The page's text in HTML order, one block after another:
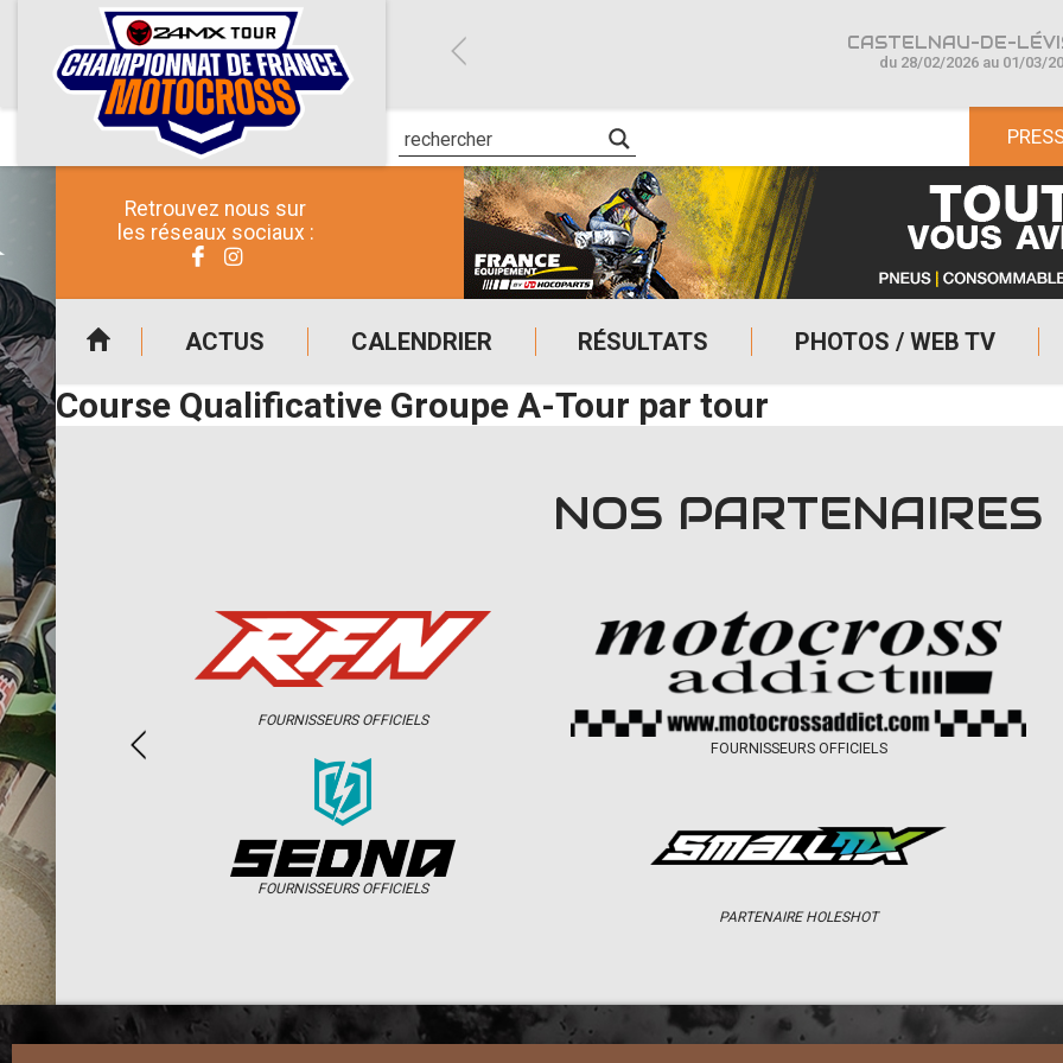
Retrouvez nous sur
les réseaux sociaux :
ACTUS CALENDRIER RÉSULTATS PHOTOS / WEB TV
CASTELNAU-DE-
du 28/02/2026 au 01/03/
Course Qualificative Groupe A-Tour par tour
NOS PARTENAIRES
FOURNISSEURS OFFICIELS
FOURNISSEURS OFFICIELS
FOURNISSEURS OFFICIELS
PARTENAIRE HOLESHOT